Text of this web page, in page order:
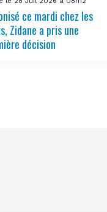
ce mardi chez les
Zidane a pris une
décision